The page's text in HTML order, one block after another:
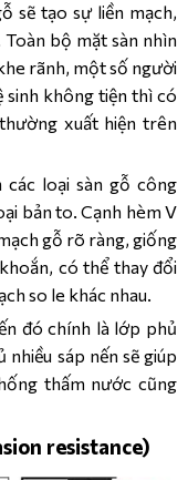
sẽ tạo sự liền mạch,
bộ mặt sàn nhìn
rãnh, một số người
sinh không tiện thì có
xuất hiện trên
loại sàn gỗ công
bản to. Cạnh hèm V
gỗ rõ ràng, giống
có thể thay đổi
so le khác nhau.
đó chính là lớp phủ
sáp nến sẽ giúp
thấm nước cũng
resistance)